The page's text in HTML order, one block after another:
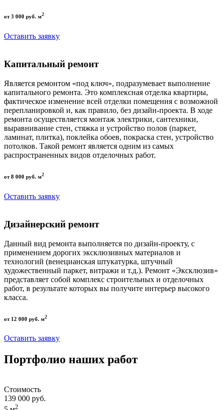
от 3 000 руб. м2
Оставить заявку
Капитальный ремонт
Является ремонтом «под ключ», подразумевает выполнение
капитального ремонта. Это комплексная отделка квартиры,
фактическое изменение всей отделки помещения с возможной
перепланировкой и, как правило, без дизайн-проекта. В ходе
ремонта осуществляется монтаж электрики, сантехники,
выравнивание стен, стяжка и устройство полов (паркет,
ламинат, плитка), поклейка обоев, покраска стен, устройство
потолков. Такой ремонт является одним из самых
распространенных видов отделочных работ.
от 8 000 руб. м2
Оставить заявку
Дизайнерский ремонт
Данный вид ремонта выполняется по дизайн-проекту, с
применением дорогих эксклюзивных материалов и
технологий (венецианская штукатурка, штучный
художественный паркет, витражи и т.д.). Ремонт «Эксклюзив»
представляет собой комплекс строительных и отделочных
работ, в результате которых вы получите интерьер высокого
класса.
от 12 000 руб. м2
Оставить заявку
Портфолио наших работ
Стоимость
139 000 руб.
2